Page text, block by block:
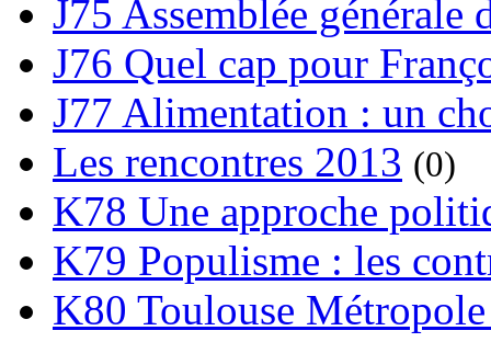
J75 Assemblée générale
J76 Quel cap pour
J77 Alimentation : un
Les rencontres 2013 (0)
K78 Une approche
K79 Populisme : les
K80 Toulouse